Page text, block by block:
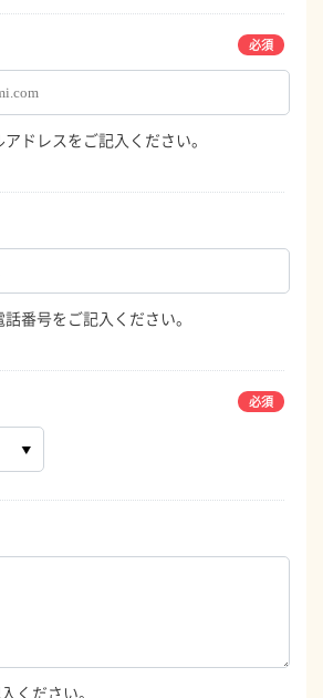
ドレスをご記入ください。
番号をご記入ください。
ください。